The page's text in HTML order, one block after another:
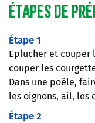
Étapes de
Étape 1
Eplucher et couper
couper les
Dans une poêle,
les oignons, ail, les
Étape 2